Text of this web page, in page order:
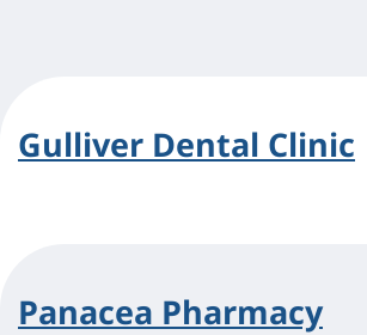
Gulliver Dental Clinic
Panacea Pharmacy